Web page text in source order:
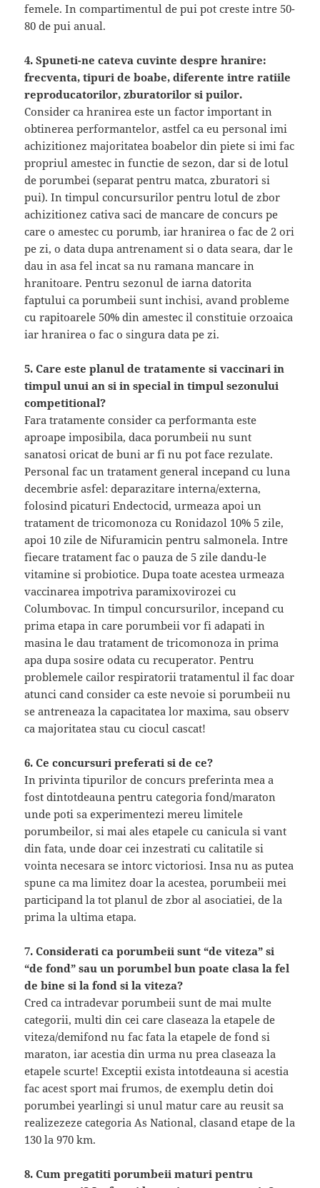
femele. In compartimentul de pui pot creste intre 50-
80 de pui anual.
4. Spuneti-ne cateva cuvinte despre hranire:
frecventa, tipuri de boabe, diferente intre ratiile
reproducatorilor, zburatorilor si puilor.
Consider ca hranirea este un factor important in
obtinerea performantelor, astfel ca eu personal imi
achizitionez majoritatea boabelor din piete si imi fac
propriul amestec in functie de sezon, dar si de lotul
de porumbei (separat pentru matca, zburatori si
pui). In timpul concursurilor pentru lotul de zbor
achizitionez cativa saci de mancare de concurs pe
care o amestec cu porumb, iar hranirea o fac de 2 ori
pe zi, o data dupa antrenament si o data seara, dar le
dau in asa fel incat sa nu ramana mancare in
hranitoare. Pentru sezonul de iarna datorita
faptului ca porumbeii sunt inchisi, avand probleme
cu rapitoarele 50% din amestec il constituie orzoaica
iar hranirea o fac o singura data pe zi.
5. Care este planul de tratamente si vaccinari in
timpul unui an si in special in timpul sezonului
competitional?
Fara tratamente consider ca performanta este
aproape imposibila, daca porumbeii nu sunt
sanatosi oricat de buni ar fi nu pot face rezulate.
Personal fac un tratament general incepand cu luna
decembrie asfel: deparazitare interna/externa,
folosind picaturi Endectocid, urmeaza apoi un
tratament de tricomonoza cu Ronidazol 10% 5 zile,
apoi 10 zile de Nifuramicin pentru salmonela. Intre
fiecare tratament fac o pauza de 5 zile dandu-le
vitamine si probiotice. Dupa toate acestea urmeaza
vaccinarea impotriva paramixovirozei cu
Columbovac. In timpul concursurilor, incepand cu
prima etapa in care porumbeii vor fi adapati in
masina le dau tratament de tricomonoza in prima
apa dupa sosire odata cu recuperator. Pentru
problemele cailor respiratorii tratamentul il fac doar
atunci cand consider ca este nevoie si porumbeii nu
se antreneaza la capacitatea lor maxima, sau observ
ca majoritatea stau cu ciocul cascat!
6. Ce concursuri preferati si de ce?
In privinta tipurilor de concurs preferinta mea a
fost dintotdeauna pentru categoria fond/maraton
unde poti sa experimentezi mereu limitele
porumbeilor, si mai ales etapele cu canicula si vant
din fata, unde doar cei inzestrati cu calitatile si
vointa necesara se intorc victoriosi. Insa nu as putea
spune ca ma limitez doar la acestea, porumbeii mei
participand la tot planul de zbor al asociatiei, de la
prima la ultima etapa.
7. Considerati ca porumbeii sunt “de viteza” si
“de fond” sau un porumbel bun poate clasa la fel
de bine si la fond si la viteza?
Cred ca intradevar porumbeii sunt de mai multe
categorii, multi din cei care claseaza la etapele de
viteza/demifond nu fac fata la etapele de fond si
maraton, iar acestia din urma nu prea claseaza la
etapele scurte! Exceptii exista intotdeauna si acestia
fac acest sport mai frumos, de exemplu detin doi
porumbei yearlingi si unul matur care au reusit sa
realizezeze categoria As National, clasand etape de la
130 la 970 km.
8. Cum pregatiti porumbeii maturi pentru